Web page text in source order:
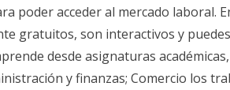
poder acceder al mercado laboral.
gratuitos, son interactivos y
desde asignaturas
y finanzas; Comercio los